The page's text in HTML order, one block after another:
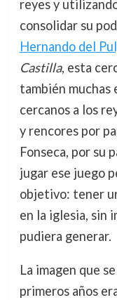
reyes y
consolidar su
Hernando del
Castilla, esta
también muchas
cercanos a los
y rencores por
Fonseca, por su
jugar ese juego
objetivo: tener
en la iglesia, sin
pudiera generar.
La imagen que
primeros años